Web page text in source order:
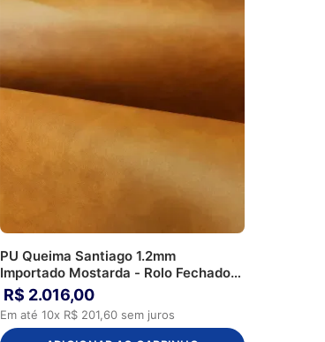
PU Queima Santiago 1.2mm
Importado Mostarda - Rolo Fechado
40m
R$ 2.016,00
Em até10x R$ 201,60 sem juros